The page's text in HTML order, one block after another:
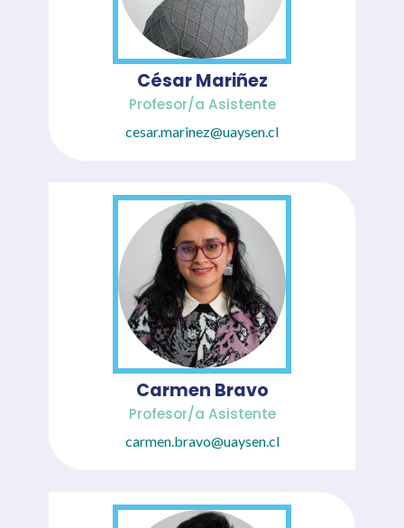
César Mariñez
Profesor/a Asistente
cesar.marinez@uaysen.cl
Carmen Bravo
Profesor/a Asistente
carmen.bravo@uaysen.cl